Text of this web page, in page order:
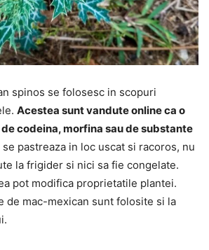
spinos se folosesc in scopuri
Acestea sunt vandute online ca o
codeina, morfina sau de substante
se pastreaza in loc uscat si racoros, nu
la frigider si nici sa fie congelate.
pot modifica proprietatile plantei.
de mac-mexican sunt folosite si la